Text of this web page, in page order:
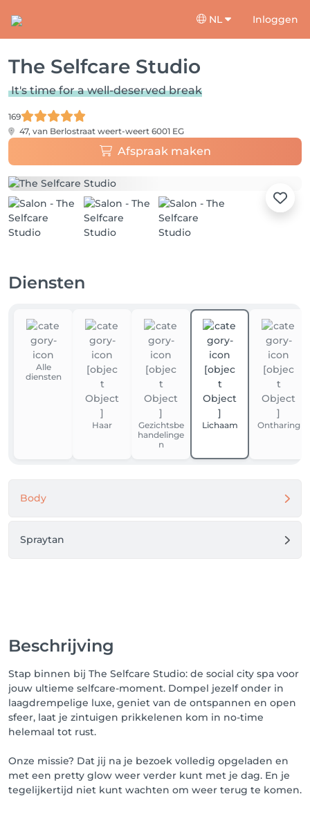
NL Inloggen
The Selfcare Studio
It's time for a well-deserved break
169
47, van Berlostraat weert-weert 6001 EG
Afspraak maken
Diensten
Alle
diensten
Haar
Gezichtsbe
handelinge
n
Lichaam Ontharing
Body
Spraytan
Beschrijving
Stap binnen bij The Selfcare Studio: de social city spa voor
jouw ultieme selfcare-moment. Dompel jezelf onder in
laagdrempelige luxe, geniet van de ontspannen en open
sfeer, laat je zintuigen prikkelenen kom in no-time
helemaal tot rust.
Onze missie? Dat jij na je bezoek volledig opgeladen en
met een pretty glow weer verder kunt met je dag. En je
tegelijkertijd niet kunt wachten om weer terug te komen.